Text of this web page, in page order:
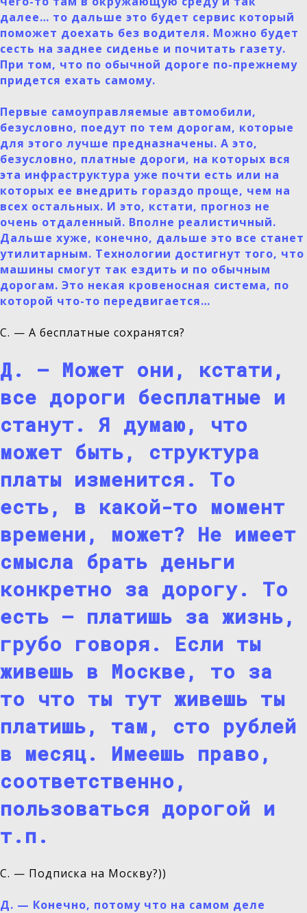
далее… то дальше это будет сервис который
поможет доехать без водителя. Можно будет
сесть на заднее сиденье и почитать газету.
При том, что по обычной дороге по-прежнему
придется ехать самому.
Первые самоуправляемые автомобили,
безусловно, поедут по тем дорогам, которые
для этого лучше предназначены. А это,
безусловно, платные дороги, на которых вся
эта инфраструктура уже почти есть или на
которых ее внедрить гораздо проще, чем на
всех остальных. И это, кстати, прогноз не
очень отдаленный. Вполне реалистичный.
Дальше хуже, конечно, дальше это все станет
утилитарным. Технологии достигнут того, что
машины смогут так ездить и по обычным
дорогам. Это некая кровеносная система, по
которой что-то передвигается…
С. — А бесплатные сохранятся?
Д. — Может они, кстати,
все дороги бесплатные и
станут. Я думаю, что
может быть, структура
платы изменится. То
есть, в какой-то момент
времени, может? Не имеет
смысла брать деньги
конкретно за дорогу. То
есть — платишь за жизнь,
грубо говоря. Если ты
живешь в Москве, то за
то что ты тут живешь ты
платишь, там, сто рублей
в месяц. Имеешь право,
соответственно,
пользоваться дорогой и
т.п.
С. — Подписка на Москву?))
Д. — Конечно, потому что на самом деле